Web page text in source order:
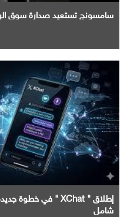
سامسونج تستعيد صدارة سوق
شامل